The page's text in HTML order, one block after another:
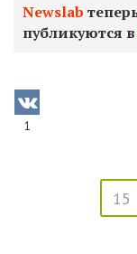
Newslab
публикуются в
1
15